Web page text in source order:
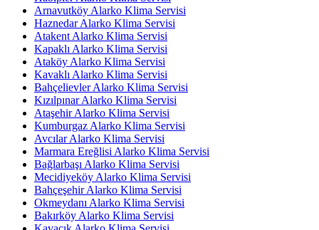
Arnavutköy Alarko Klima Servisi
Haznedar Alarko Klima Servisi
Atakent Alarko Klima Servisi
Kapaklı Alarko Klima Servisi
Ataköy Alarko Klima Servisi
Kavaklı Alarko Klima Servisi
Bahçelievler Alarko Klima Servisi
Kızılpınar Alarko Klima Servisi
Ataşehir Alarko Klima Servisi
Kumburgaz Alarko Klima Servisi
Avcılar Alarko Klima Servisi
Marmara Ereğlisi Alarko Klima Servisi
Bağlarbaşı Alarko Klima Servisi
Mecidiyeköy Alarko Klima Servisi
Bahçeşehir Alarko Klima Servisi
Okmeydanı Alarko Klima Servisi
Bakırköy Alarko Klima Servisi